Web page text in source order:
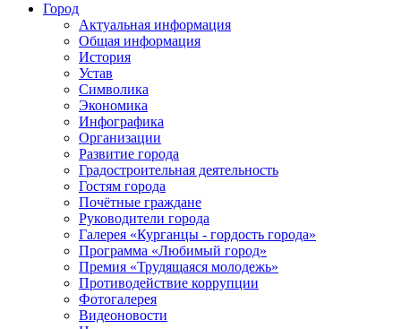
Город
Актуальная информация
Общая информация
История
Устав
Символика
Экономика
Инфографика
Организации
Развитие города
Градостроительная деятельность
Гостям города
Почётные граждане
Руководители города
Галерея «Курганцы - гордость города»
Программа «Любимый город»
Премия «Трудящаяся молодежь»
Противодействие коррупции
Фотогалерея
Видеоновости